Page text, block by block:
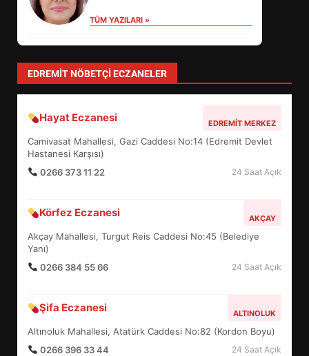
TÜM YAZILARI »
EDREMIT NÖBETÇI ECZANELER
Hayat Eczanesi EDREMIT MERKEZ
Camivasat Mahallesi, Gazi Caddesi No:14 (Edremit Devlet
Hastanesi Karşısı)
0266 373 11 22
24 Saat Açık
Körfez Eczanesi AKÇAY
Akçay Mahallesi, Turgut Reis Caddesi No:45 (Belediye
Yanı)
0266 384 55 66
24 Saat Açık
Şifa Eczanesi ALTINOLUK
Altınoluk Mahallesi, Atatürk Caddesi No:82 (Kordon Boyu)
0266 396 33 44
24 Saat Açık
3
EİB’DE KRİTİK ATAMA:
SÜRDÜRÜLEBİLİRLİKTE NE
4
EDREMİT’İN GURURU TÜRKİYE
FİNALİNDE NE BAŞARDI?
5
BALIKESİR MÜZELERİNDE SÜRE
6
TURNUVASI KAYITLARI NEYİ
DEĞİŞTİRİYOR?